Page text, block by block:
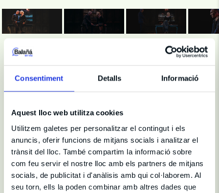
Consentiment Detalls Informació
Aquest lloc web utilitza cookies
Utilitzem galetes per personalitzar el contingut i els
anuncis, oferir funcions de mitjans socials i analitzar el
trànsit del lloc. També compartim la informació sobre
com feu servir el nostre lloc amb els partners de mitjans
socials, de publicitat i d'anàlisis amb qui col·laborem. Al
seu torn, ells la poden combinar amb altres dades que
Ficha artística
Dirección y Producción
Dirección y Versión Magüi Mira
Texto Marguerite Duras
Producción
José Velasco, Roberto Álvarez, María Álvarez, Pepe B.
Pressa y Comunicación Cristina Fernández, Ángel Galán
Duración 70 min